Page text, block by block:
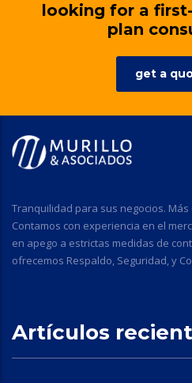
looking for a
plan
get a
Tranquilidad para sus negocios.
Contamos con experiencia en el
en apego a estrictas medidas de
ofrecemos Respaldo, Seguridad, y
Artículos